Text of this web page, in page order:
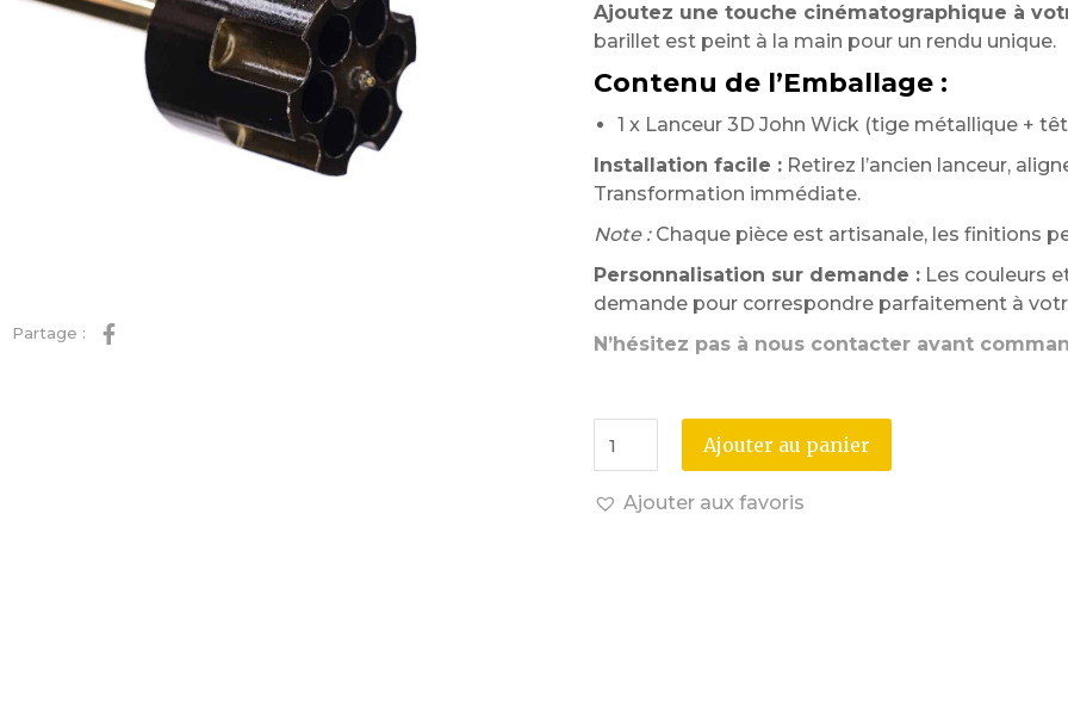
Partage :
Ajoutez une touche cinématographique à
barillet est peint à la main pour un rendu unique.
Contenu de l’Emballage :
1 x Lanceur 3D John Wick (tige métallique +
Installation facile :Retirez l’ancien lanceur,
Transformation immédiate.
Note :Chaque pièce est artisanale, les finitions
Personnalisation sur demande :Les couleurs
demande pour correspondre parfaitement à
N’hésitez pas à nous contacter avant
Ajouter au panier
Ajouter aux favoris